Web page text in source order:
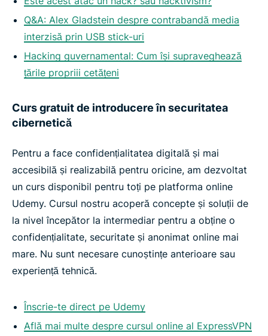
Q&A: Alex Gladstein despre contrabandă media
interzisă prin USB stick-uri
Hacking guvernamental: Cum își supraveghează
țările propriii cetățeni
Curs gratuit de introducere în securitatea
cibernetică
Pentru a face confidențialitatea digitală și mai
accesibilă și realizabilă pentru oricine, am dezvoltat
un curs disponibil pentru toți pe platforma online
Udemy. Cursul nostru acoperă concepte și soluții de
la nivel începător la intermediar pentru a obține o
confidențialitate, securitate și anonimat online mai
mare. Nu sunt necesare cunoștințe anterioare sau
experiență tehnică.
Înscrie-te direct pe Udemy
Află mai multe despre cursul online al ExpressVPN